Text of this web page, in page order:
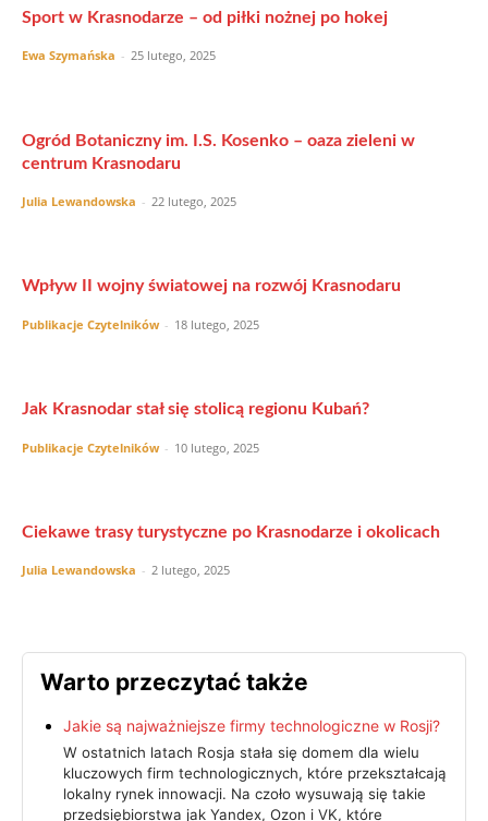
Sport w Krasnodarze – od piłki nożnej po hokej
Ewa Szymańska - 25 lutego, 2025
Ogród Botaniczny im. I.S. Kosenko – oaza zieleni w
centrum Krasnodaru
Julia Lewandowska - 22 lutego, 2025
Wpływ II wojny światowej na rozwój Krasnodaru
Publikacje Czytelników - 18 lutego, 2025
Jak Krasnodar stał się stolicą regionu Kubań?
Publikacje Czytelników - 10 lutego, 2025
Ciekawe trasy turystyczne po Krasnodarze i okolicach
Julia Lewandowska - 2 lutego, 2025
Warto przeczytać także
Jakie są najważniejsze firmy technologiczne w Rosji?
W ostatnich latach Rosja stała się domem dla wielu
kluczowych firm technologicznych, które przekształcają
lokalny rynek innowacji. Na czoło wysuwają się takie
przedsiębiorstwa jak Yandex, Ozon i VK, które